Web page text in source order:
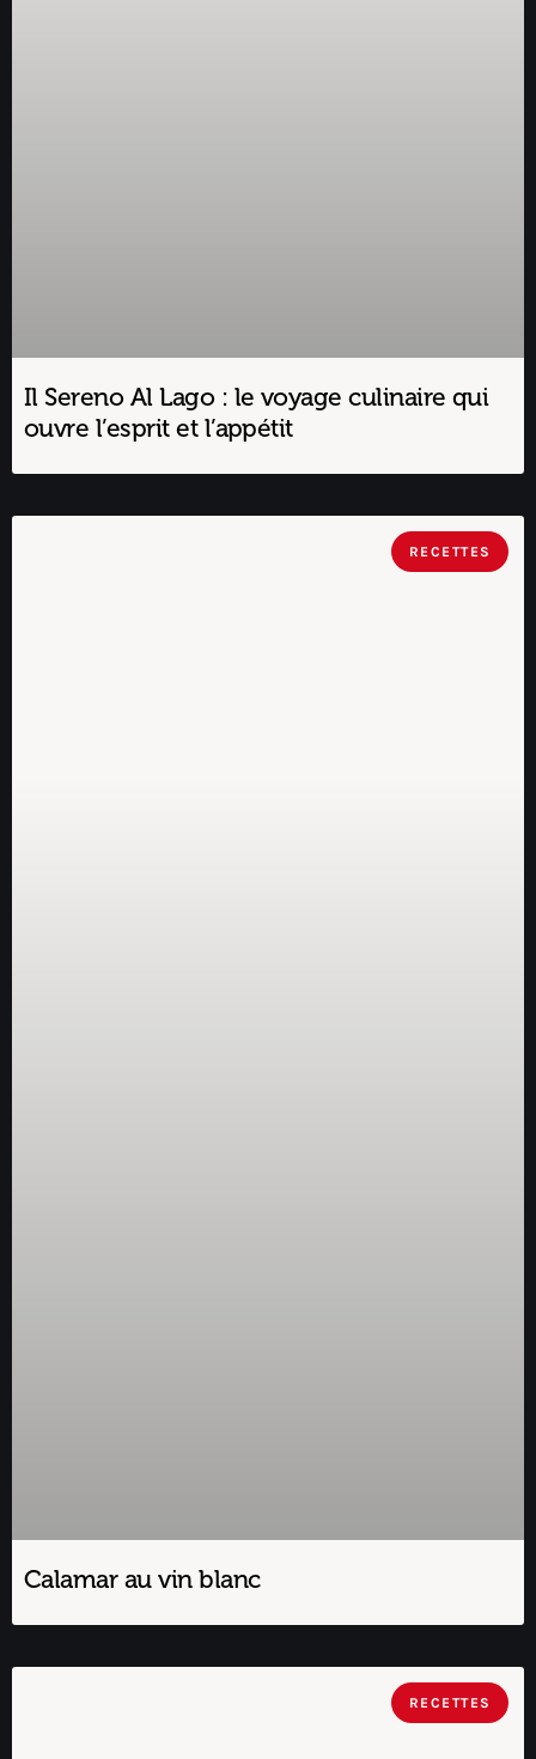
Il Sereno Al Lago : le voyage culinaire qui
ouvre l’esprit et l’appétit
RECETTES
Calamar au vin blanc
RECETTES